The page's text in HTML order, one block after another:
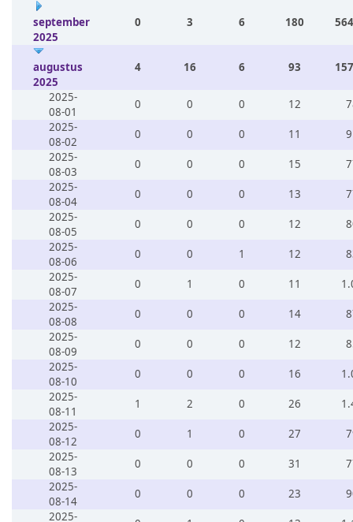
september
2025
0 3 6 180
augustus
2025
4 16 6 93
2025-
08-01
0 0 0 12
2025-
08-02
0 0 0 11
2025-
08-03
0 0 0 15
2025-
08-04
0 0 0 13
2025-
08-05
0 0 0 12
2025-
08-06
0 0 1 12
2025-
08-07
0 1 0 11
2025-
08-08
0 0 0 14
2025-
08-09
0 0 0 12
2025-
08-10
0 0 0 16
2025-
08-11
1 2 0 26
2025-
08-12
0 1 0 27
2025-
08-13
0 0 0 31
2025-
08-14
0 0 0 23
2025-